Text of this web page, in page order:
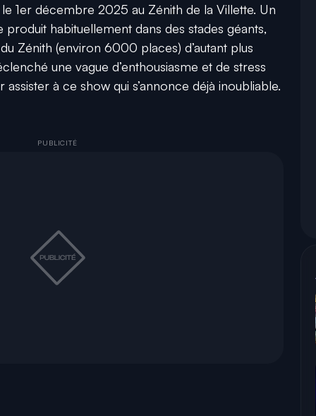
1er décembre 2025 au Zénith de la Villette. Un
produit habituellement dans des stades géants,
Zénith (environ 6000 places) d’autant plus
une vague d’enthousiasme et de stress
à ce show qui s’annonce déjà inoubliable.